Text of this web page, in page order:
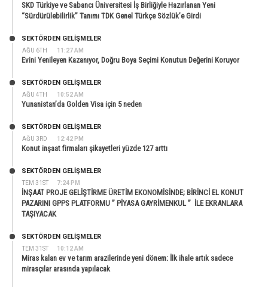
SKD Türkiye ve Sabancı Üniversitesi İş Birliğiyle Hazırlanan Yeni
“Sürdürülebilirlik” Tanımı TDK Genel Türkçe Sözlük’e Girdi
AĞU 6TH 11:27 AM
SEKTÖRDEN GELIŞMELER
Evini Yenileyen Kazanıyor, Doğru Boya Seçimi Konutun Değerini Koruyor
AĞU 4TH 10:52 AM
SEKTÖRDEN GELIŞMELER
Yunanistan’da Golden Visa için 5 neden
AĞU 3RD 12:42 PM
SEKTÖRDEN GELIŞMELER
Konut inşaat firmaları şikayetleri yüzde 127 arttı
TEM 31ST 7:24 PM
SEKTÖRDEN GELIŞMELER
İNŞAAT PROJE GELİŞTİRME ÜRETİM EKONOMİSİNDE; BİRİNCİ EL KONUT
PAZARINI GPPS PLATFORMU ” PİYASA GAYRİMENKUL ” İLE EKRANLARA
TAŞIYACAK
TEM 31ST 10:12 AM
SEKTÖRDEN GELIŞMELER
Miras kalan ev ve tarım arazilerinde yeni dönem: İlk ihale artık sadece
mirasçılar arasında yapılacak